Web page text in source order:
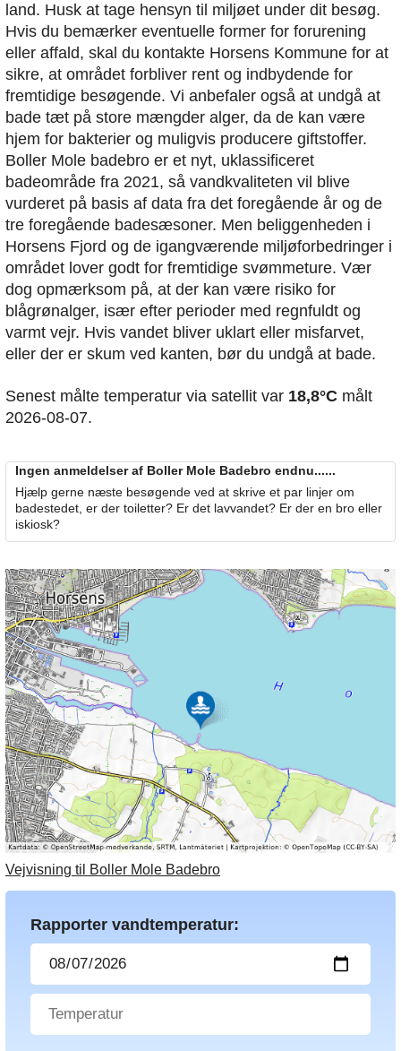
land. Husk at tage hensyn til miljøet under dit besøg.
Hvis du bemærker eventuelle former for forurening
eller affald, skal du kontakte Horsens Kommune for at
sikre, at området forbliver rent og indbydende for
fremtidige besøgende. Vi anbefaler også at undgå at
bade tæt på store mængder alger, da de kan være
hjem for bakterier og muligvis producere giftstoffer.
Boller Mole badebro er et nyt, uklassificeret
badeområde fra 2021, så vandkvaliteten vil blive
vurderet på basis af data fra det foregående år og de
tre foregående badesæsoner. Men beliggenheden i
Horsens Fjord og de igangværende miljøforbedringer i
området lover godt for fremtidige svømmeture. Vær
dog opmærksom på, at der kan være risiko for
blågrønalger, især efter perioder med regnfuldt og
varmt vejr. Hvis vandet bliver uklart eller misfarvet,
eller der er skum ved kanten, bør du undgå at bade.
Senest målte temperatur via satellit var 18,8°C målt
2026-08-07.
Ingen anmeldelser af Boller Mole Badebro endnu......
Hjælp gerne næste besøgende ved at skrive et par linjer om
badestedet, er der toiletter? Er det lavvandet? Er der en bro eller
iskiosk?
Vejvisning til Boller Mole Badebro
Rapporter vandtemperatur: